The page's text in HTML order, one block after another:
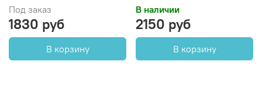
Под заказ
1830 руб
В корзину
В наличии
2150 руб
В корзину